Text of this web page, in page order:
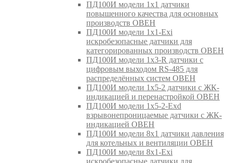
ПД100И модели 1х1 датчики
повышенного качества для основных
производств ОВЕН
ПД100И модели 1х1-Exi
искробезопасные датчики для
категорированных производств ОВЕН
ПД100И модели 1х3-R датчики с
цифровым выходом RS-485 для
распределённых систем ОВЕН
ПД100И модели 1х5-2 датчики с ЖК-
индикацией и перенастройкой ОВЕН
ПД100И модели 1х5-2-Exd
взрывонепроницаемые датчики с ЖК-
индикацией ОВЕН
ПД100И модели 8х1 датчики давления
для котельных и вентиляции ОВЕН
ПД100И модели 8х1-Exi
искробезопасные датчики для